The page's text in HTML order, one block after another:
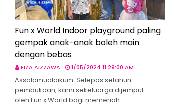
Fun x World Indoor playground paling
gempak anak-anak boleh main
dengan bebas
FIZA AIZZAWA 1/05/2024 11:29:00 AM
Assalamualaikum. Selepas setahun
pembukaan, kami sekeluarga dijemput
oleh Fun x World bagi memeriah…